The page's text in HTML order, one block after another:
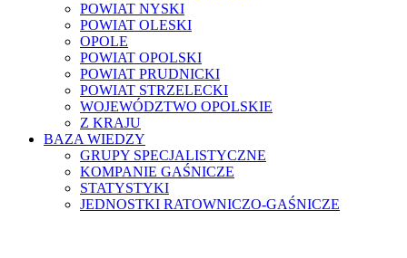
POWIAT NYSKI
POWIAT OLESKI
OPOLE
POWIAT OPOLSKI
POWIAT PRUDNICKI
POWIAT STRZELECKI
WOJEWÓDZTWO OPOLSKIE
Z KRAJU
BAZA WIEDZY
GRUPY SPECJALISTYCZNE
KOMPANIE GAŚNICZE
STATYSTYKI
JEDNOSTKI RATOWNICZO-GAŚNICZE